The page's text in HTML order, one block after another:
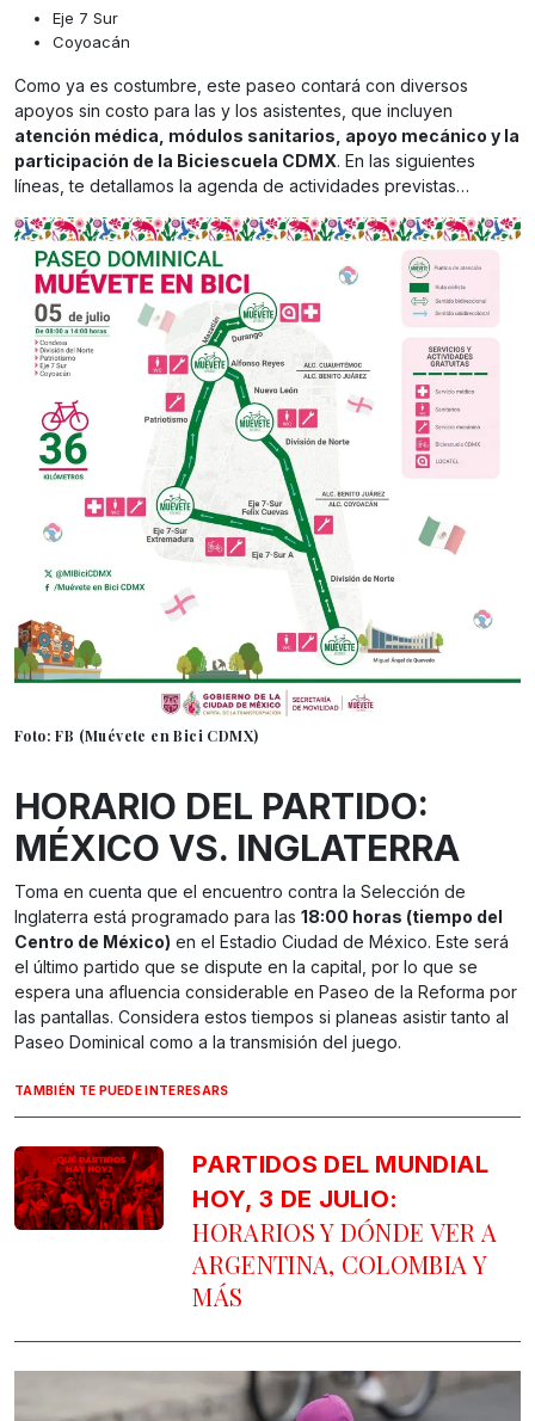
Eje 7 Sur
Coyoacán
Como ya es costumbre, este paseo contará con diversos
apoyos sin costo para las y los asistentes, que incluyen
atención médica, módulos sanitarios, apoyo mecánico y la
participación de la Biciescuela CDMX. En las siguientes
líneas, te detallamos la agenda de actividades previstas…
Foto: FB (Muévete en Bici CDMX)
HORARIO DEL PARTIDO:
MÉXICO VS. INGLATERRA
Toma en cuenta que el encuentro contra la Selección de
Inglaterra está programado para las 18:00 horas (tiempo del
Centro de México) en el Estadio Ciudad de México. Este será
el último partido que se dispute en la capital, por lo que se
espera una afluencia considerable en Paseo de la Reforma por
las pantallas. Considera estos tiempos si planeas asistir tanto al
Paseo Dominical como a la transmisión del juego.
TAMBIÉN TE PUEDE INTERESARS
PARTIDOS DEL MUNDIAL
HOY, 3 DE JULIO:
HORARIOS Y DÓNDE VER A
ARGENTINA, COLOMBIA Y
MÁS